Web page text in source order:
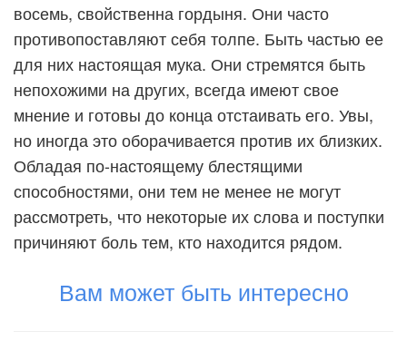
восемь, свойственна гордыня. Они часто
противопоставляют себя толпе. Быть частью ее
для них настоящая мука. Они стремятся быть
непохожими на других, всегда имеют свое
мнение и готовы до конца отстаивать его. Увы,
но иногда это оборачивается против их близких.
Обладая по-настоящему блестящими
способностями, они тем не менее не могут
рассмотреть, что некоторые их слова и поступки
причиняют боль тем, кто находится рядом.
Вам может быть интересно